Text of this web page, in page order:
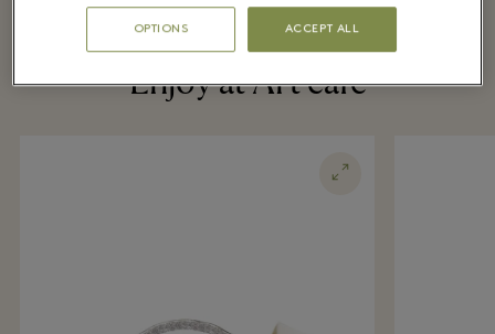
Enjoy at Art café
OPTIONS ACCEPT ALL